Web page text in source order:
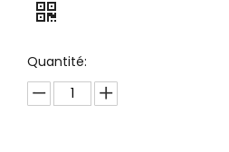
Quantité: